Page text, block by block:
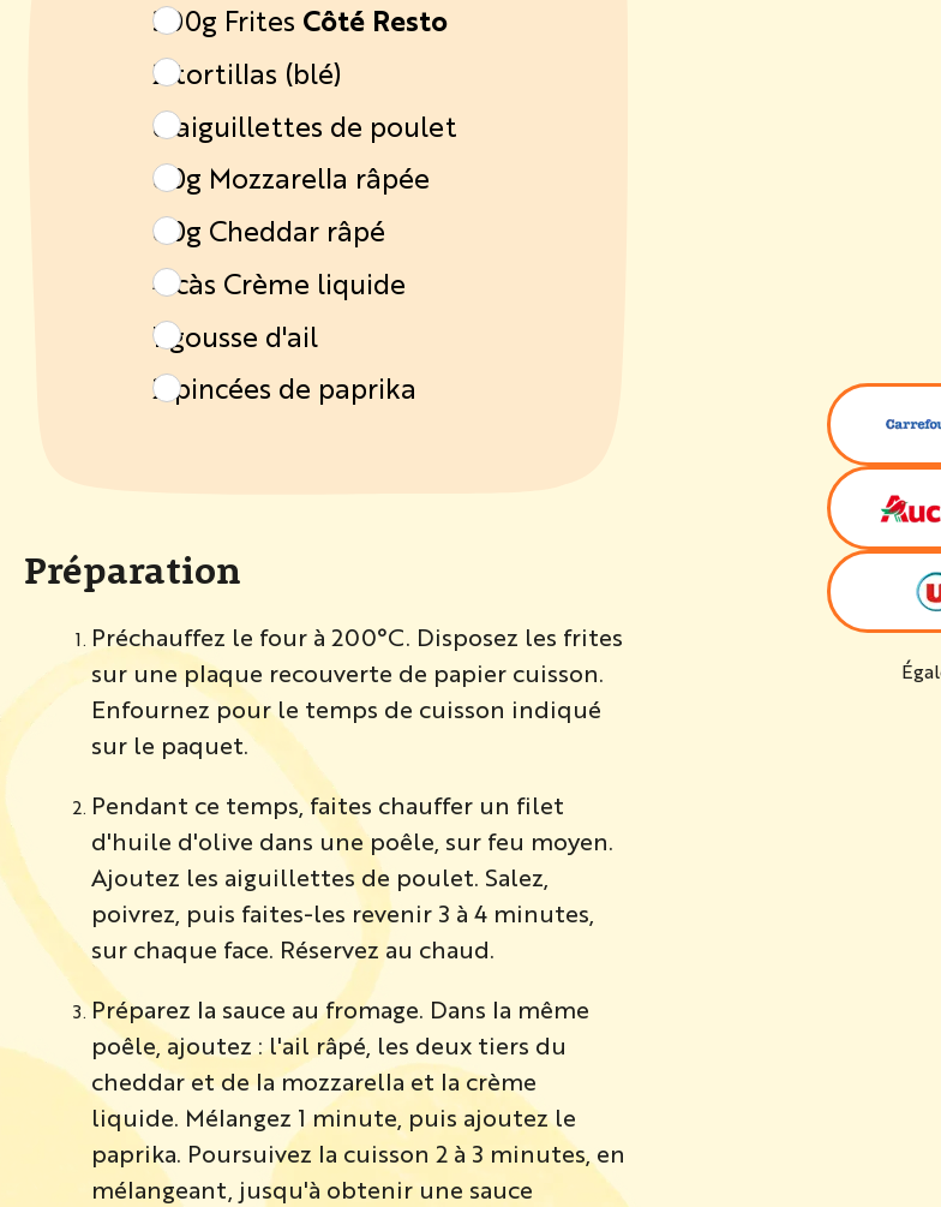
300g Frites Côté Resto
2 tortillas (blé)
6 aiguillettes de poulet
60g Mozzarella râpée
60g Cheddar râpé
4 càs Crème liquide
1 gousse d'ail
2 pincées de paprika
Préparation
Préchauffez le four à 200°C. Disposez les frites
sur une plaque recouverte de papier cuisson.
Enfournez pour le temps de cuisson indiqué
sur le paquet.
Pendant ce temps, faites chauffer un filet
d'huile d'olive dans une poêle, sur feu moyen.
Ajoutez les aiguillettes de poulet. Salez,
poivrez, puis faites-les revenir 3 à 4 minutes,
sur chaque face. Réservez au chaud.
Préparez la sauce au fromage. Dans la même
poêle, ajoutez : l'ail râpé, les deux tiers du
cheddar et de la mozzarella et la crème
liquide. Mélangez 1 minute, puis ajoutez le
paprika. Poursuivez la cuisson 2 à 3 minutes, en
mélangeant, jusqu'à obtenir une sauce